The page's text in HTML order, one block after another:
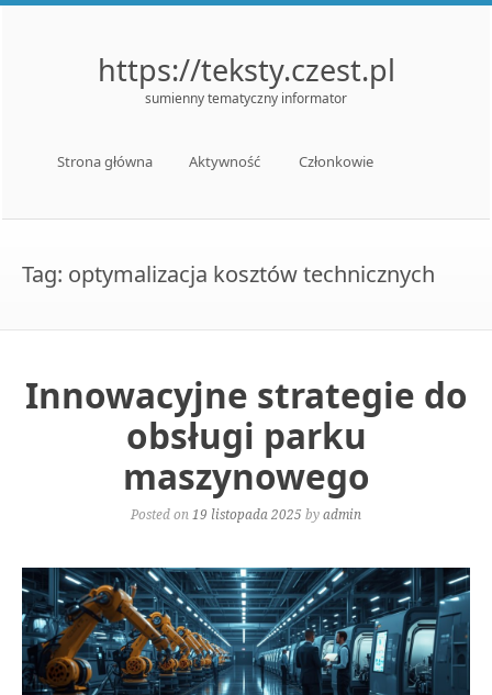
https://teksty.czest.pl
sumienny tematyczny informator
Skip to content
Strona główna Aktywność Członkowie
Tag: optymalizacja kosztów technicznych
Innowacyjne strategie do
obsługi parku
maszynowego
Posted on 19 listopada 2025 byadmin